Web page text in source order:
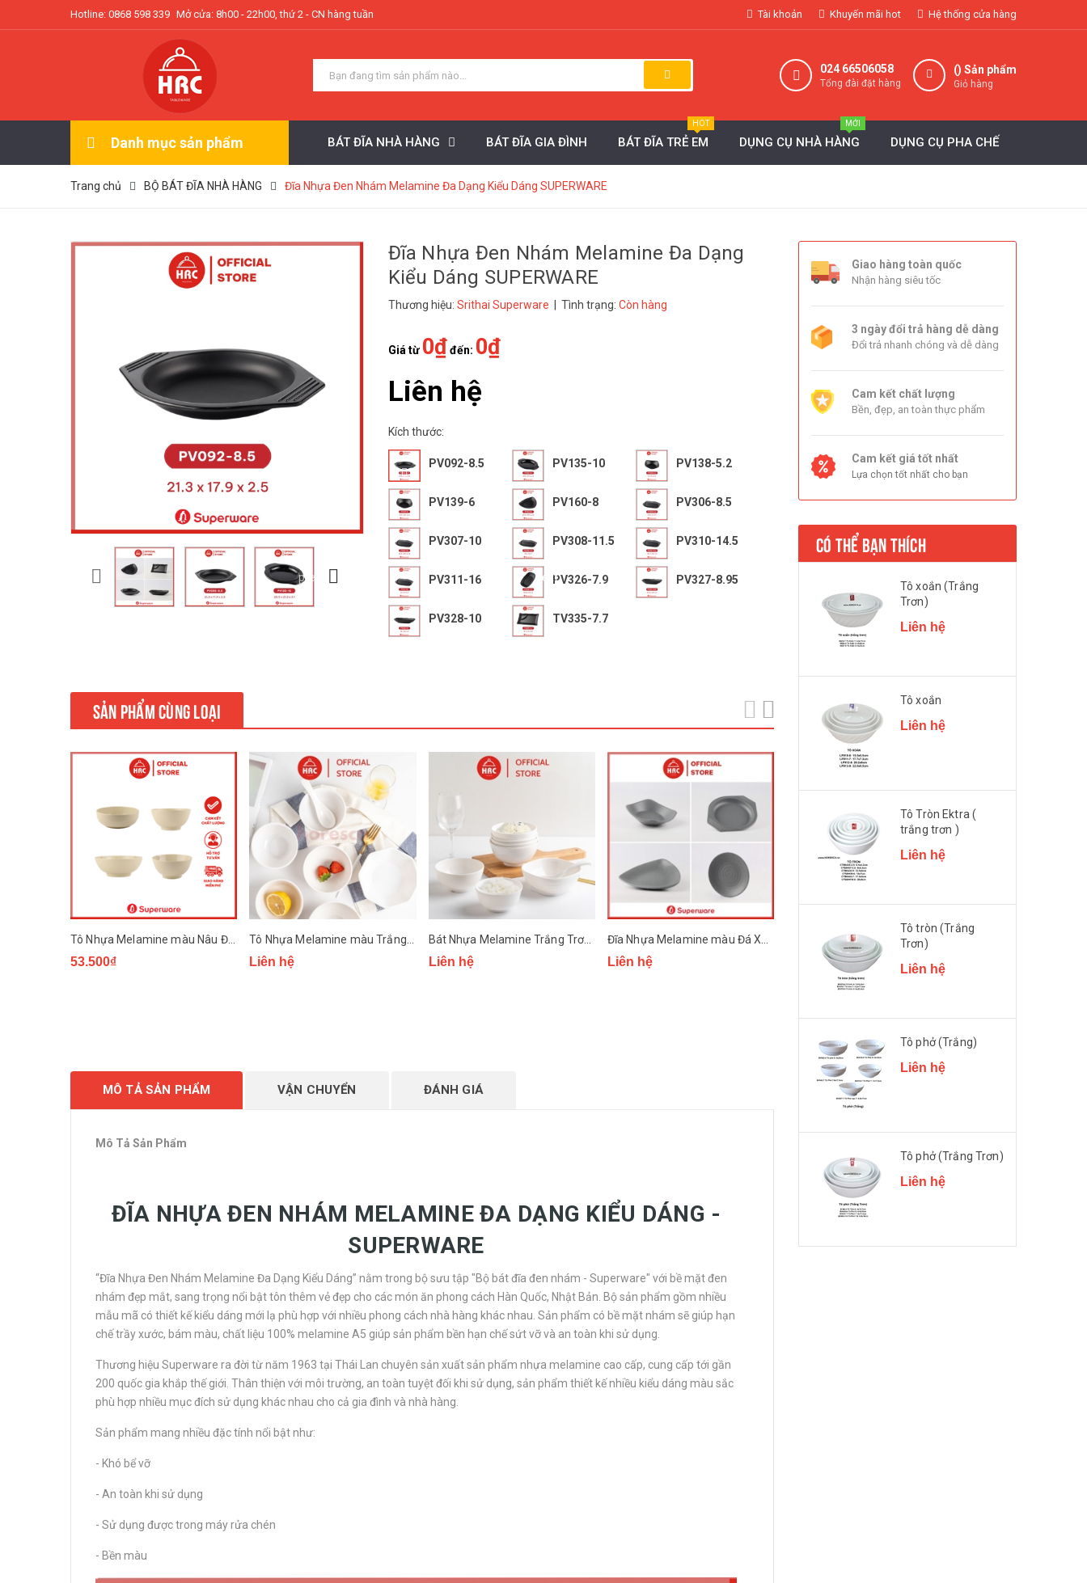
Hotline: 0868 598 339 Mở cửa: 8h00 - 22h00, thứ 2 - CN hàng tuần Tài khoản Khuyến mãi hot Hệ thống cửa hàng
024 66506058
Tổng đài đặt hàng
() Sản phẩm
Giỏ hàng
Danh mục sản phẩm BÁT ĐĨA NHÀ HÀNG BÁT ĐĨA GIA ĐÌNH BÁT ĐĨA TRẺ EM
HOT
DỤNG CỤ NHÀ HÀNG
MỚI
DỤNG CỤ PHA CHẾ
Trang chủ BỘ BÁT ĐĨA NHÀ HÀNG Đĩa Nhựa Đen Nhám Melamine Đa Dạng Kiểu Dáng SUPERWARE
prev next
Đĩa Nhựa Đen Nhám Melamine Đa Dạng
Kiểu Dáng SUPERWARE
Thương hiệu: Srithai Superware | Tình trạng: Còn hàng
Giá từ 0₫ đến: 0₫
Liên hệ
Kích thước:
PV092-8.5 PV135-10 PV138-5.2
PV139-6 PV160-8 PV306-8.5
PV307-10 PV308-11.5 PV310-14.5
PV311-16 PV326-7.9 PV327-8.95
PV328-10 TV335-7.7
SẢN PHẨM CÙNG LOẠI
Tô Nhựa Melamine màu Nâu Đá Superware
53.500₫ Liên hệ
Bát Nhựa Melamine Trắng Trơn Superware
Liên hệ Liên hệ Liên hệ
MÔ TẢ SẢN PHẨM VẬN CHUYỂN ĐÁNH GIÁ
Mô Tả Sản Phẩm
ĐĨA NHỰA ĐEN NHÁM MELAMINE ĐA DẠNG KIỂU DÁNG -
SUPERWARE
“Đĩa Nhựa Đen Nhám Melamine Đa Dạng Kiểu Dáng” nằm trong bộ sưu tập "Bộ bát đĩa đen nhám - Superware" với bề mặt đen
nhám đẹp mắt, sang trọng nổi bật tôn thêm vẻ đẹp cho các món ăn phong cách Hàn Quốc, Nhật Bản. Bộ sản phẩm gồm nhiều
mẫu mã có thiết kế kiểu dáng mới lạ phù hợp với nhiều phong cách nhà hàng khác nhau. Sản phẩm có bề mặt nhám sẽ giúp hạn
chế trầy xước, bám màu, chất liệu 100% melamine A5 giúp sản phẩm bền hạn chế sứt vỡ và an toàn khi sử dụng.
Thương hiệu Superware ra đời từ năm 1963 tại Thái Lan chuyên sản xuất sản phẩm nhựa melamine cao cấp, cung cấp tới gần
200 quốc gia khắp thế giới. Thân thiện với môi trường, an toàn tuyệt đối khi sử dụng, sản phẩm thiết kế nhiều kiểu dáng màu sắc
phù hợp nhiều mục đích sử dụng khác nhau cho cả gia đình và nhà hàng.
Sản phẩm mang nhiều đặc tính nổi bật như:
- Khó bể vỡ
- An toàn khi sử dụng
- Sử dụng được trong máy rửa chén
- Bền màu
Giao hàng toàn quốc
Nhận hàng siêu tốc
3 ngày đổi trả hàng dễ dàng
Đổi trả nhanh chóng và dễ dàng
Cam kết chất lượng
Bền, đẹp, an toàn thực phẩm
Cam kết giá tốt nhất
Lựa chọn tốt nhất cho bạn
CÓ THỂ BẠN THÍCH
Tô xoắn (Trắng
Trơn)
Liên hệ
Tô xoắn
Liên hệ
Tô Tròn Ektra (
trắng trơn )
Liên hệ
Tô tròn (Trắng
Trơn)
Liên hệ
Tô phở (Trắng)
Liên hệ
Tô phở (Trắng Trơn)
Liên hệ